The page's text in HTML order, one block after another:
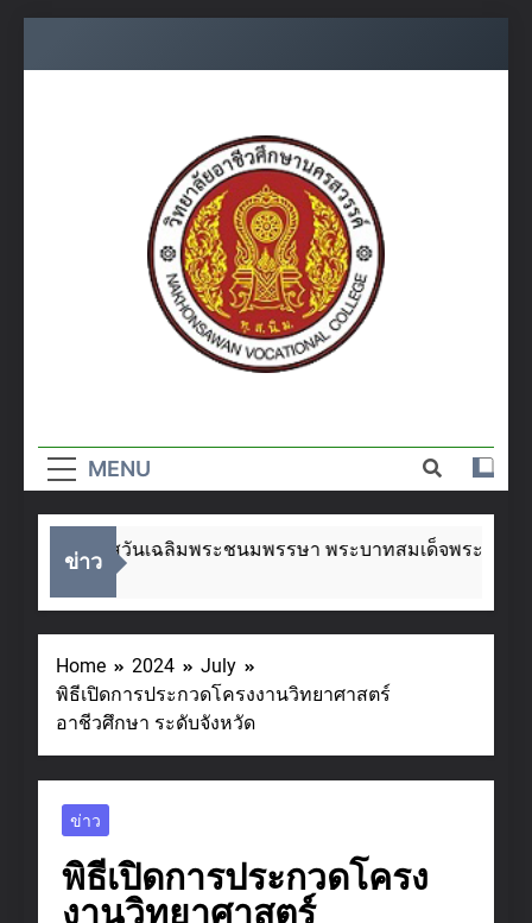
อาชีวศึกษา
นครสวรรค์
MENU
ข่าว
งในโอกาสวันเฉลิมพระชนมพรรษา พระบาทสมเด็จพระเจ้าอยู่
Home 2024
July
พิธีเปิดการประกวดโครงงานวิทยาศาสตร์
อาชีวศึกษา ระดับจังหวัด
ข่าว
พิธีเปิดการประกวดโครง
งานวิทยาศาสตร์